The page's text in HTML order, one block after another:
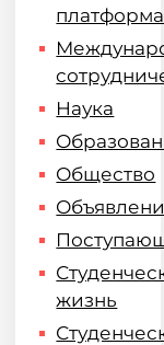
платформа
Наука
Общество
жизнь